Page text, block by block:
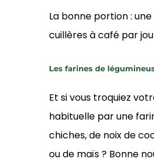
La bonne portion : une
cuillères à café par
Les farines de
Et si vous troquiez
habituelle par une
chiches, de noix de
ou de maïs ? Bonne